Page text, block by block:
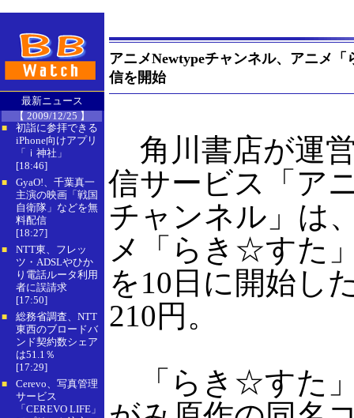
最新ニュース
【 2009/12/25 】
■
初詣に参拝できる
iPhone向けアプリ
「ｉ神社」
[18:46]
■
GyaO!、千葉真一
主演の映画「戦国
自衛隊」などを無
料配信
[18:27]
■
NTT東、フレッ
ツ・ADSLやひか
り電話ルータ利用
者に誤請求
[17:50]
■
総務省調査、NTT
東西のブロードバ
ンド契約数シェア
は51.1％
[17:29]
■
Cerevo、写真管理
サービス
「CEREVO LIFE」
アニメNewtypeチャンネル、アニメ
信を開始
角川書店が運
信サービス「ア
チャンネル」は
メ「らき☆すた
を10日に開始し
210円。
「らき☆すた